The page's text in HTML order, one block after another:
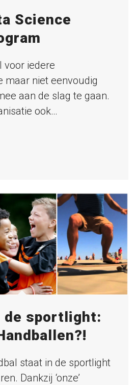
Science
voor iedere
maar niet eenvoudig
aan de slag te gaan.
ook…
de sportlight:
staat in de sportlight
Dankzij ‘onze’